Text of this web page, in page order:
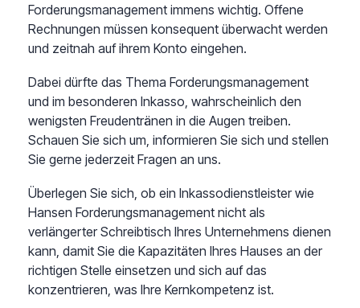
Forderungsmanagement immens wichtig. Offene
Rechnungen müssen konsequent überwacht werden
und zeitnah auf ihrem Konto eingehen.
Dabei dürfte das Thema Forderungsmanagement
und im besonderen Inkasso, wahrscheinlich den
wenigsten Freudentränen in die Augen treiben.
Schauen Sie sich um, informieren Sie sich und stellen
Sie gerne jederzeit Fragen an uns.
Überlegen Sie sich, ob ein Inkassodienstleister wie
Hansen Forderungsmanagement nicht als
verlängerter Schreibtisch Ihres Unternehmens dienen
kann, damit Sie die Kapazitäten Ihres Hauses an der
richtigen Stelle einsetzen und sich auf das
konzentrieren, was Ihre Kernkompetenz ist.